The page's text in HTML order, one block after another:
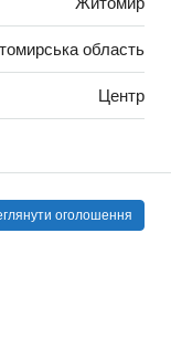
область
Центр
оголошення